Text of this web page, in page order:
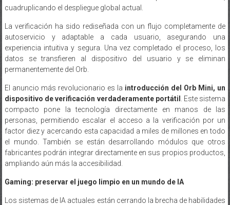
autoservicio y adaptable a cada usuario, asegurando una
experiencia intuitiva y segura. Una vez completado el proceso, los
datos se transfieren al dispositivo del usuario y se eliminan
permanentemente del Orb.
dispositivo de verificación verdaderamente portátil . Este sistema
compacto pone la tecnología directamente en manos de las
personas, permitiendo escalar el acceso a la verificación por un
factor diez y acercando esta capacidad a miles de millones en todo
el mundo. También se están desarrollando módulos que otros
fabricantes podrán integrar directamente en sus propios productos,
ampliando aún más la accesibilidad.
con los jugadores humanos. Cuando ya no se puede distinguir un